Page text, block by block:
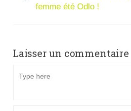
femme été Odlo !
Laisser un commentaire